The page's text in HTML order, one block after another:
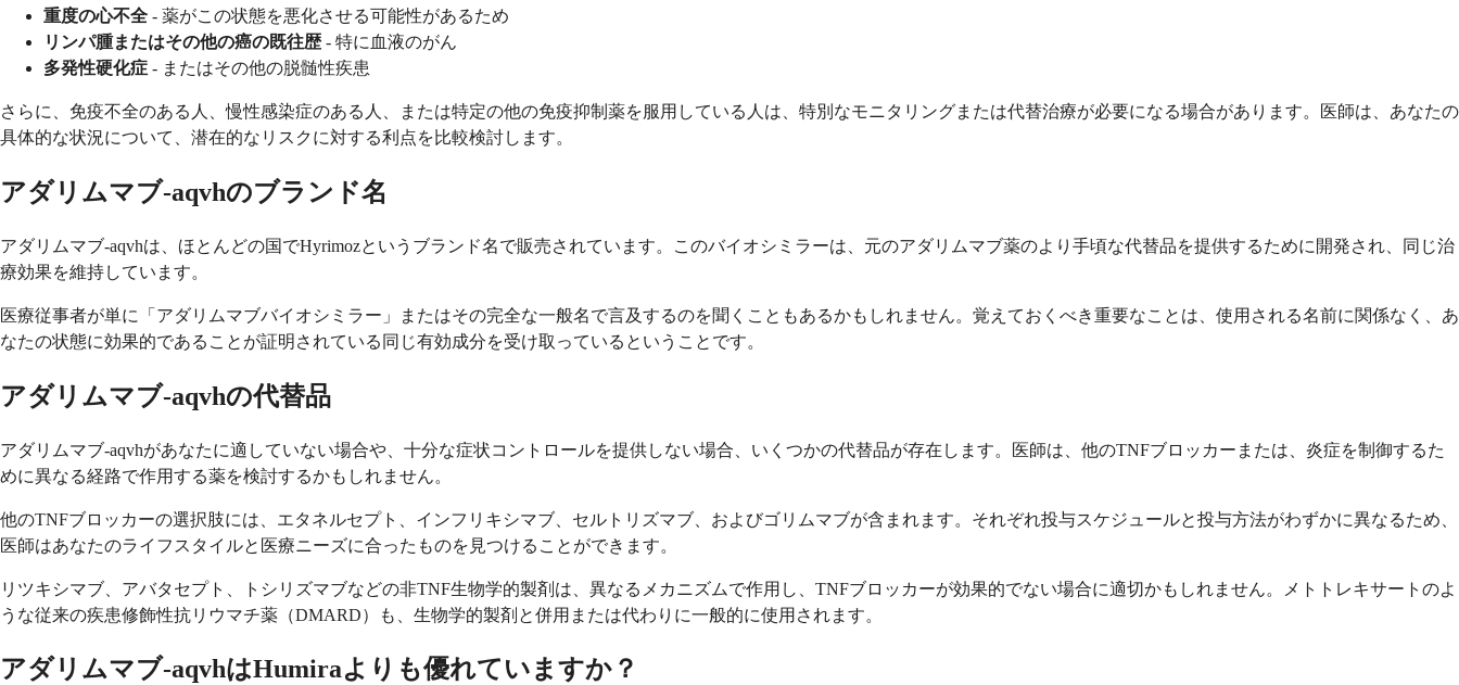
重度の心不全 - 薬がこの状態を悪化させる可能性があるため
リンパ腫またはその他の癌の既往歴- 特に血液のがん
多発性硬化症 - またはその他の脱髄性疾患
さらに、免疫不全のある人、慢性感染症のある人、または特定の他の免疫抑制薬を服用している人は、特別なモニタリングまたは代替治療が必要になる場合があります。医師は、あなたの
具体的な状況について、潜在的なリスクに対する利点を比較検討します。
アダリムマブ-aqvhのブランド名
アダリムマブ-aqvhは、ほとんどの国でHyrimozというブランド名で販売されています。このバイオシミラーは、元のアダリムマブ薬のより手頃な代替品を提供するために開発され、同じ治
療効果を維持しています。
医療従事者が単に「アダリムマブバイオシミラー」またはその完全な一般名で言及するのを聞くこともあるかもしれません。覚えておくべき重要なことは、使用される名前に関係なく、あ
なたの状態に効果的であることが証明されている同じ有効成分を受け取っているということです。
アダリムマブ-aqvhの代替品
アダリムマブ-aqvhがあなたに適していない場合や、十分な症状コントロールを提供しない場合、いくつかの代替品が存在します。医師は、他のTNFブロッカーまたは、炎症を制御するた
めに異なる経路で作用する薬を検討するかもしれません。
他のTNFブロッカーの選択肢には、エタネルセプト、インフリキシマブ、セルトリズマブ、およびゴリムマブが含まれます。それぞれ投与スケジュールと投与方法がわずかに異なるため、
医師はあなたのライフスタイルと医療ニーズに合ったものを見つけることができます。
リツキシマブ、アバタセプト、トシリズマブなどの非TNF生物学的製剤は、異なるメカニズムで作用し、TNFブロッカーが効果的でない場合に適切かもしれません。メトトレキサートのよ
うな従来の疾患修飾性抗リウマチ薬（DMARD）も、生物学的製剤と併用または代わりに一般的に使用されます。
アダリムマブ-aqvhはHumiraよりも優れていますか？